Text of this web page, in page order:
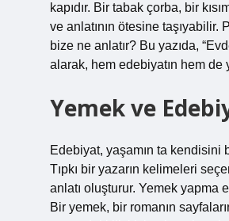
kapıdır. Bir tabak çorba, bir
ve anlatının ötesine
bize ne anlatır? Bu yazıda,
alarak, hem edebiyatın hem
Yemek ve
Edebiyat, yaşamın ta kendisini
Tıpkı bir yazarın kelimeleri
anlatı oluşturur. Yemek yapma
Bir yemek, bir romanın